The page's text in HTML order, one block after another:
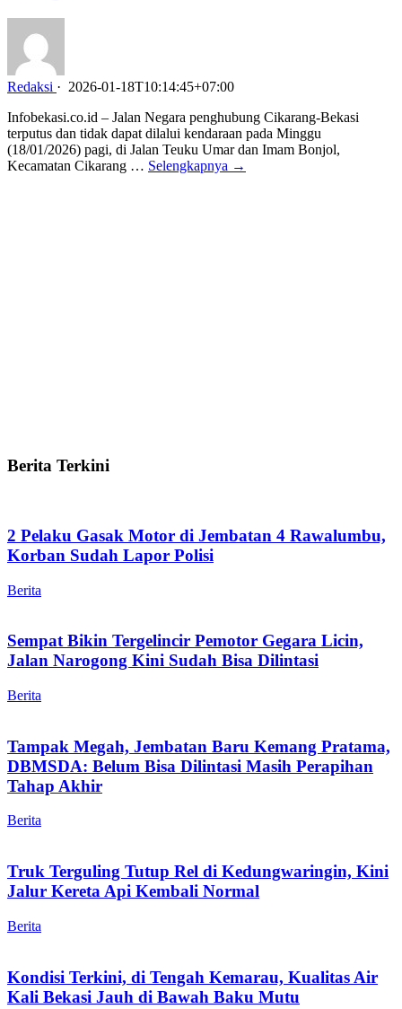
Redaksi · 2026-01-18T10:14:45+07:00
Infobekasi.co.id – Jalan Negara penghubung Cikarang-Bekasi
terputus dan tidak dapat dilalui kendaraan pada Minggu
(18/01/2026) pagi, di Jalan Teuku Umar dan Imam Bonjol,
Kecamatan Cikarang … Selengkapnya →
Berita Terkini
2 Pelaku Gasak Motor di Jembatan 4 Rawalumbu,
Korban Sudah Lapor Polisi
Berita
Sempat Bikin Tergelincir Pemotor Gegara Licin,
Jalan Narogong Kini Sudah Bisa Dilintasi
Berita
Tampak Megah, Jembatan Baru Kemang Pratama,
DBMSDA: Belum Bisa Dilintasi Masih Perapihan
Tahap Akhir
Berita
Truk Terguling Tutup Rel di Kedungwaringin, Kini
Jalur Kereta Api Kembali Normal
Berita
Kondisi Terkini, di Tengah Kemarau, Kualitas Air
Kali Bekasi Jauh di Bawah Baku Mutu